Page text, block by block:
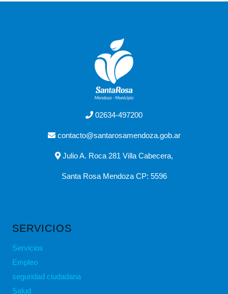
02634-497200
contacto@santarosamendoza.gob.ar
Julio A. Roca 281 Villa Cabecera,
Santa Rosa Mendoza CP: 5596
SERVICIOS
Servicios
Empleo
seguridad ciudadana
Salud